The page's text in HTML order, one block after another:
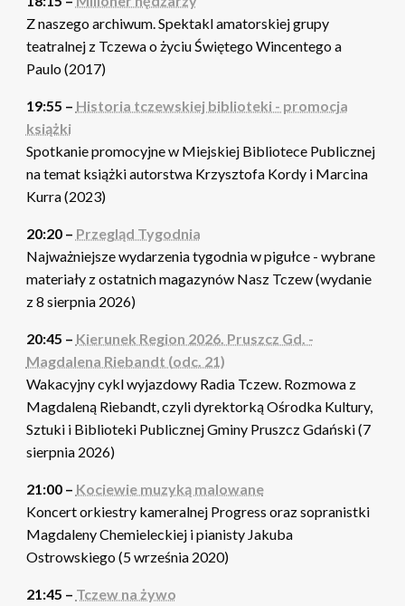
Z naszego archiwum. Spektakl amatorskiej grupy
teatralnej z Tczewa o życiu Świętego Wincentego a
Paulo (2017)
19:55 – Historia tczewskiej biblioteki - promocja
książki
Spotkanie promocyjne w Miejskiej Bibliotece Publicznej
na temat książki autorstwa Krzysztofa Kordy i Marcina
Kurra (2023)
20:20 – Przegląd Tygodnia
Najważniejsze wydarzenia tygodnia w pigułce - wybrane
materiały z ostatnich magazynów Nasz Tczew (wydanie
z 8 sierpnia 2026)
20:45 – Kierunek Region 2026. Pruszcz Gd. -
Magdalena Riebandt (odc. 21)
Wakacyjny cykl wyjazdowy Radia Tczew. Rozmowa z
Magdaleną Riebandt, czyli dyrektorką Ośrodka Kultury,
Sztuki i Biblioteki Publicznej Gminy Pruszcz Gdański (7
sierpnia 2026)
21:00 – Kociewie muzyką malowane
Koncert orkiestry kameralnej Progress oraz sopranistki
Magdaleny Chemieleckiej i pianisty Jakuba
Ostrowskiego (5 września 2020)
21:45 – Tczew na żywo